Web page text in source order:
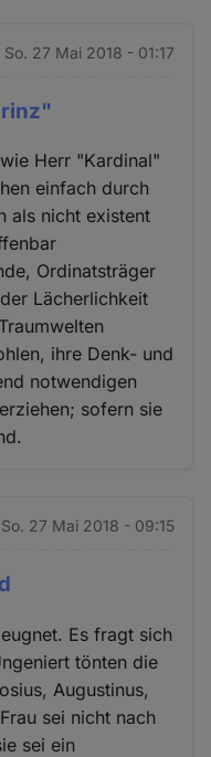
So. 27 Mai 2018 - 01:17
Herr "Kardinal"
einfach durch
als nicht existent
Ordinatsträger
Lächerlichkeit
ihre Denk- und
notwendigen
sofern sie
So. 27 Mai 2018 - 09:15
Es fragt sich
tönten die
Augustinus,
sei nicht nach
sei ein